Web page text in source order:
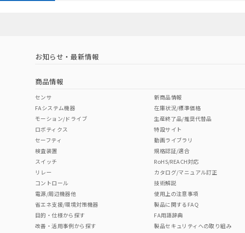
お知らせ・最新情報
商品情報
センサ
FAシステム機器
モーション/ドライブ
ロボティクス
セーフティ
検査装置
スイッチ
リレー
コントロール
電源/周辺機器他
省エネ支援/環境対策機器
目的・仕様から探す
改善・活用事例から探す
新商品情報
在庫状況/標準価格
生産終了品/推奨代替品
特設サイト
動画ライブラリ
規格認証/適合
RoHS/REACH対応
カタログ/マニュアル訂正
技術解説
使用上の注意事項
製品に関するFAQ
FA用語辞典
製品セキュリティへの取り組み